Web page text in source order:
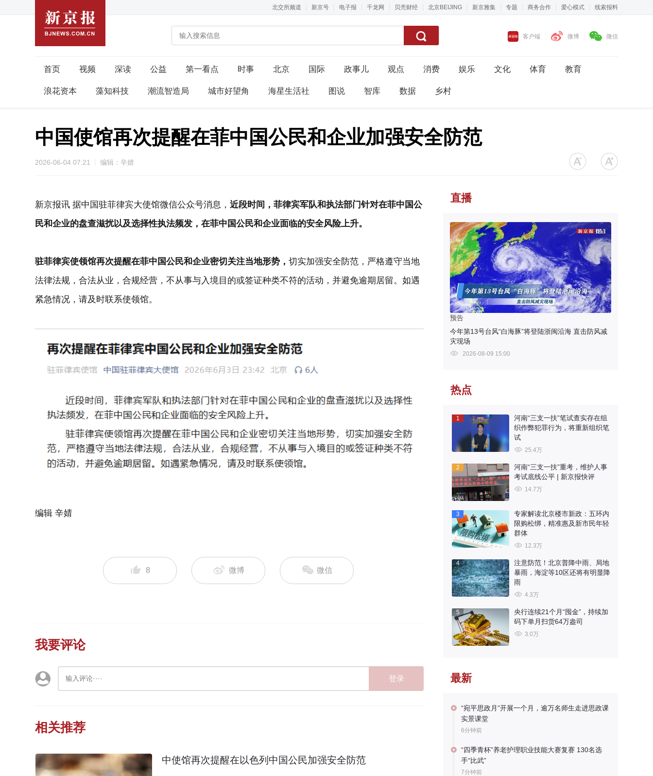
北交所频道 新京号 电子报 千龙网 贝壳财经 北京BEIJING 新京雅集 专题 商务合作 爱心模式 线索报料
客户端 微博 微信
首页 视频 深读 公益 第一看点 时事 北京 国际 政事儿 观点 消费 娱乐 文化 体育 教育
浪花资本 藻知科技 潮流智造局 城市好望角 海星生活社 图说 智库 数据 乡村
中国使馆再次提醒在菲中国公民和企业加强安全防范
2026-06-04 07:21 编辑：辛婧
新京报讯 据中国驻菲律宾大使馆微信公众号消息， 近段时间，菲律宾军队和执法部门针对在菲中国公
民和企业的盘查滋扰以及选择性执法频发，在菲中国公民和企业面临的安全风险上升。
驻菲律宾使领馆再次提醒在菲中国公民和企业密切关注当地形势， 切实加强安全防范，严格遵守当地
法律法规，合法从业，合规经营，不从事与入境目的或签证种类不符的活动，并避免逾期居留。如遇
紧急情况，请及时联系使领馆。
编辑 辛婧
8 微博 微信
我要评论
登录
相关推荐
中使馆再次提醒在以色列中国公民加强安全防范
直播
预告
今年第13号台风“白海豚”将登陆浙闽沿海 直击防风减
灾现场
2026-08-09 15:00
热点
1
河南“三支一扶”笔试查实存在组
织作弊犯罪行为，将重新组织笔
试
25.4万
2
河南“三支一扶”重考，维护人事
考试底线公平 | 新京报快评
14.7万
3
专家解读北京楼市新政：五环内
限购松绑，精准惠及新市民年轻
群体
12.3万
4
注意防范！北京普降中雨、局地
暴雨，海淀等10区还将有明显降
雨
4.3万
5
央行连续21个月“囤金”，持续加
码下单月扫货64万盎司
3.0万
最新
“宛平思政月”开展一个月，逾万名师生走进思政课
实景课堂
6分钟前
“四季青杯”养老护理职业技能大赛复赛 130名选
手“比武”
7分钟前